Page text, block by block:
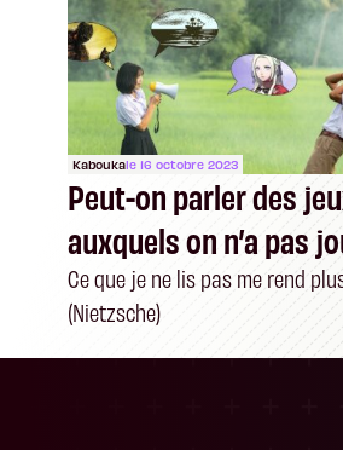
Kaboukale 16 octobre 2023
Peut-on parler des
auxquels on n’a pas
Ce que je ne lis pas me rend
(Nietzsche)